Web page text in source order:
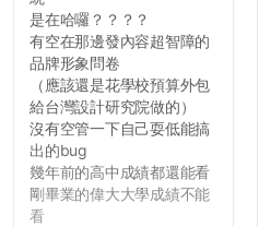
是在哈囉？？？？
有空在那邊發內容超智障的
品牌形象問卷
（應該還是花學校預算外包
給台灣設計研究院做的）
沒有空管一下自己耍低能搞
出的bug
幾年前的高中成績都還能看
剛畢業的偉大大學成績不能
看